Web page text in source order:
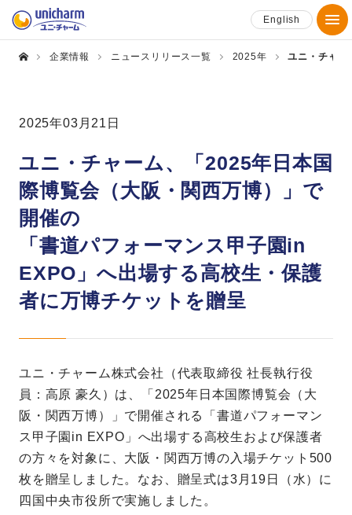
English
企業情報 ニュースリリース一覧 2025年 ユニ・チャー
2025年03月21日
ユニ・チャーム、「2025年日本国
際博覧会（大阪・関西万博）」で
開催の
「書道パフォーマンス甲子園in
EXPO」へ出場する高校生・保護
者に万博チケットを贈呈
ユニ・チャーム株式会社（代表取締役 社長執行役
員：高原 豪久）は、「2025年日本国際博覧会（大
阪・関西万博）」で開催される「書道パフォーマン
ス甲子園in EXPO」へ出場する高校生および保護者
の方々を対象に、大阪・関西万博の入場チケット500
枚を贈呈しました。なお、贈呈式は3月19日（水）に
四国中央市役所で実施しました。